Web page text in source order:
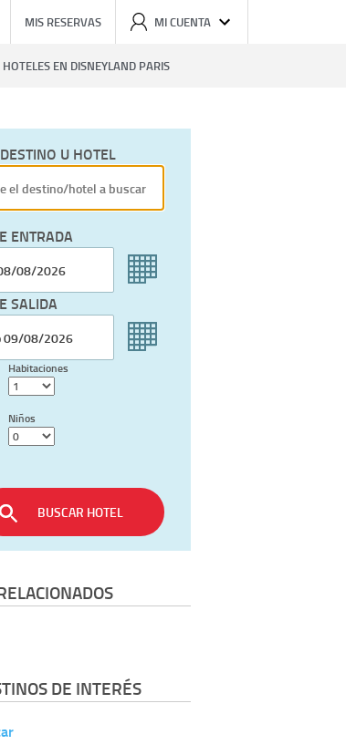
MIS RESERVAS MI CUENTA
HOTELES EN DISNEYLAND PARIS
U HOTEL
ENTRADA
SALIDA
Habitaciones
Niños
BUSCAR HOTEL
DE INTERÉS